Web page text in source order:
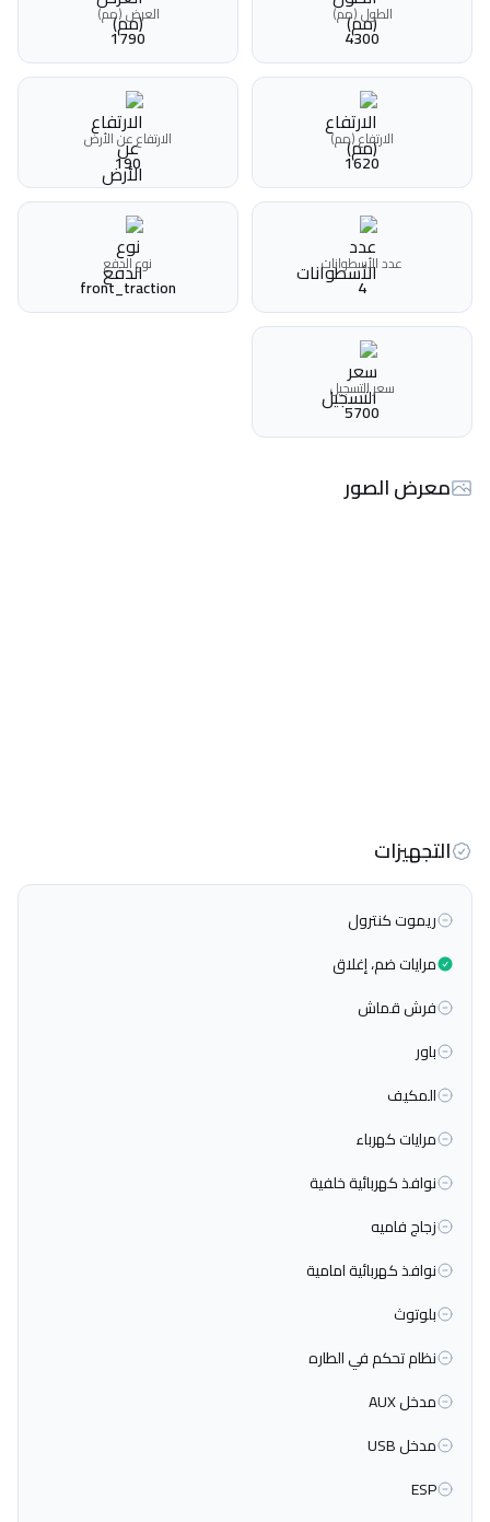
الطول (مم)
4300
العرض (مم)
1790
الارتفاع (مم)
1620
الارتفاع عن الأرض
190
عدد الأسطوانات
4
نوع الدفع
front_traction
سعر التسجيل
5700
معرض الصور
التجهيزات
ريموت كنترول
مرايات ضم، إغلاق
فرش قماش
باور
المكيف
مرايات كهرباء
نوافذ كهربائية خلفية
زجاج فاميه
نوافذ كهربائية امامية
بلوتوث
نظام تحكم في الطاره
مدخل AUX
مدخل USB
ESP